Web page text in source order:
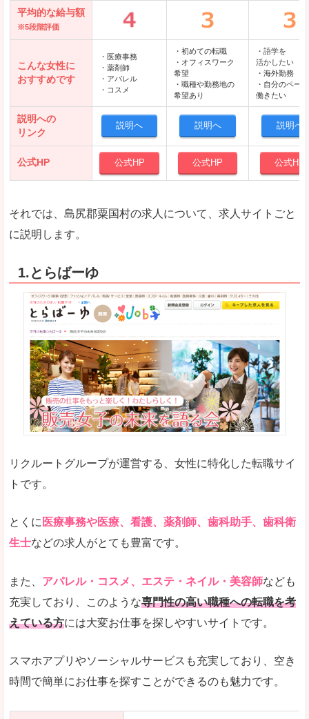
平均的な給与額
※5段階評価
こんな女性に
おすすめです
・医療事務
・薬剤師
・アパレル
・コスメ
・初めての転職
・オフィスワーク
希望
・職種や勤務地の
希望あり
・語学を
活かしたい
・海外勤務
・自分のペー
働きたい
説明への
リンク
説明へ 説明へ 説明へ
公式HP 公式HP 公式HP 公式HP
それでは、島尻郡粟国村の求人について、求人サイトごと
に説明します。
1.とらばーゆ
リクルートグループが運営する、女性に特化した転職サイ
トです。
とくに 医療事務や医療、看護、薬剤師、歯科助手、歯科衛
生士などの求人がとても豊富です。
また、 アパレル・コスメ、エステ・ネイル・美容師なども
充実しており、このような専門性の高い職種への転職を考
えている方には大変お仕事を探しやすいサイトです。
スマホアプリやソーシャルサービスも充実しており、空き
時間で簡単にお仕事を探すことができるのも魅力です。